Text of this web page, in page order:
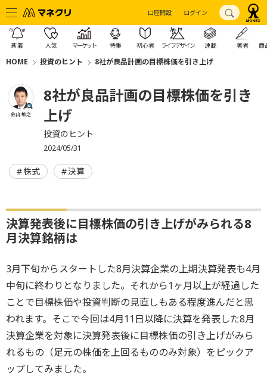
口座開設 ログイン
新着 人気 マーケット 特集 初心者 ライフデザイン 連載 著者 商
HOME 投資のヒント 8社が良品計画の目標株価を引き上げ
金山 敏之
8社が良品計画の目標株価を引き
上げ
投資のヒント
2024/05/31
株式 決算
決算発表後に目標株価の引き上げがみられる8
月決算銘柄は
3月下旬からスタートした8月決算企業の上期決算発表も4月
中旬に終わりとなりました。それから1ヶ月以上が経過した
ことで目標株価や投資判断の見直しもある程度進んだと思
われます。そこで今回は4月11日以降に決算を発表した8月
決算企業を対象に決算発表後に目標株価の引き上げがみら
れるもの（足元の株価を上回るもののみ対象）をピックア
ップしてみました。